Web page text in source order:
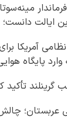
ایالت
آمریکا
پایگاه
گرینلند تأکید
چالش